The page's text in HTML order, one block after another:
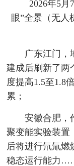
2026年5
眼”全景（无人
广东江门，
建成后刷新了两
度提高1.5至1.8
累；
安徽合肥，
聚变能实验装置
后将进行氘氚燃
稳态运行能力